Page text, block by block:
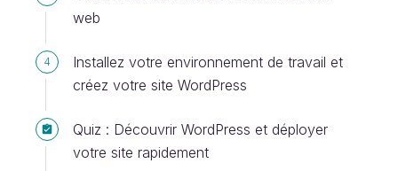
web
4
Installez votre environnement de travail et
créez votre site WordPress
Quiz : Découvrir WordPress et déployer
votre site rapidement